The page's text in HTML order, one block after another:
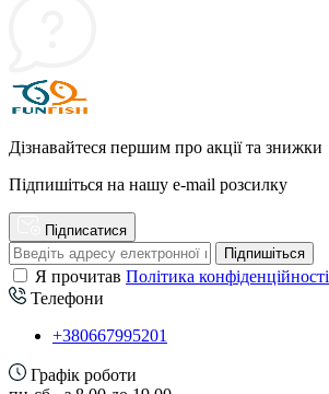
Дізнавайтеся першим про акції та знижки
Підпишіться на нашу e-mail розсилку
Підписатися
Підпишіться
Я прочитав Політика конфіденційності
Телефони
+380667995201
Графік роботи